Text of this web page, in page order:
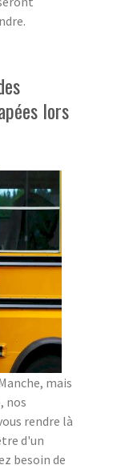
lors
mais
nos
rendre là
d'un
besoin de